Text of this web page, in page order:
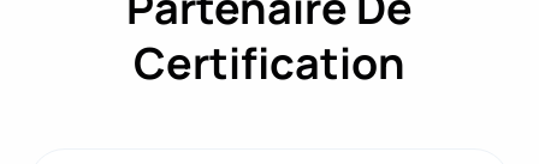
Certification